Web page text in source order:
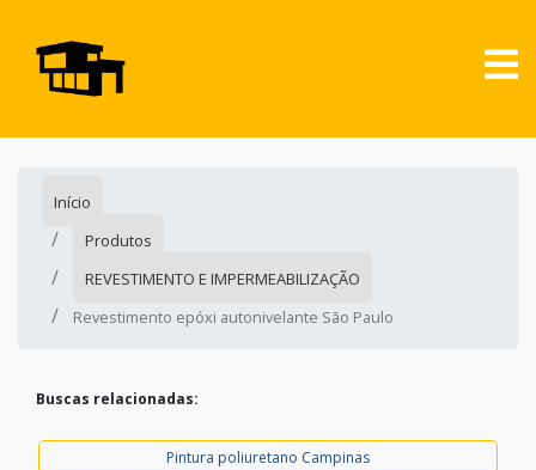
Início
Produtos
REVESTIMENTO E IMPERMEABILIZAÇÃO
Revestimento epóxi autonivelante São Paulo
Buscas relacionadas:
Pintura poliuretano Campinas